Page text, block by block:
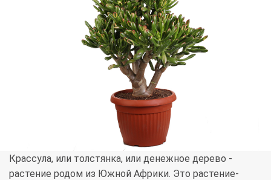
Крассула, или толстянка, или денежное дерево -
растение родом из Южной Африки. Это растение-